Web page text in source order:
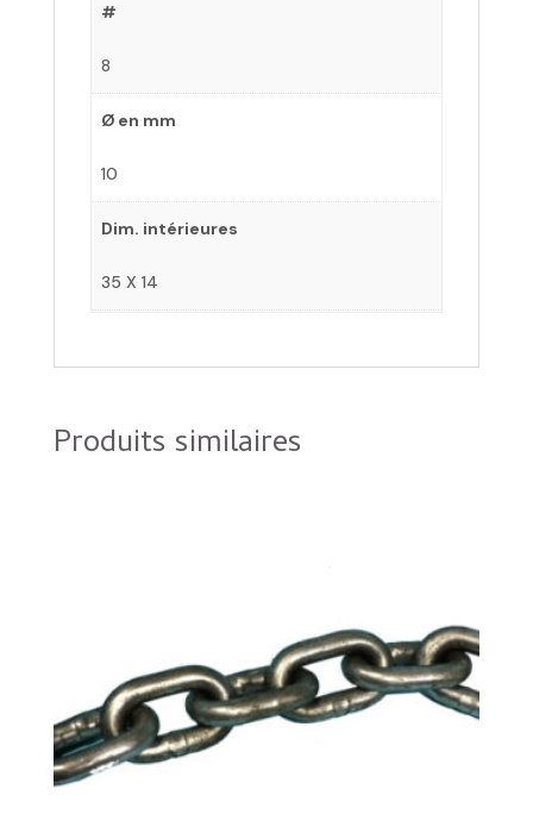
#
8
Ø en mm
10
Dim. intérieures
35 X 14
Produits similaires